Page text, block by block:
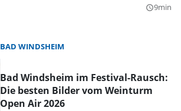
query_builder9min
BAD WINDSHEIM
Bad Windsheim im Festival-Rausch:
Die besten Bilder vom Weinturm
Open Air 2026